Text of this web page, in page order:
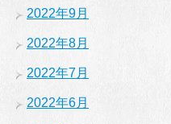
2022年9月
2022年8月
2022年7月
2022年6月